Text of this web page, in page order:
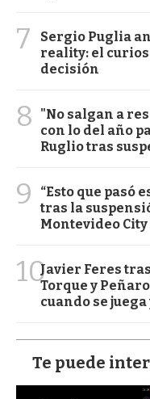
7
Sergio Puglia
reality: el
decisión
8
"No salgan a
con lo del año
Ruglio tras
9
“Esto que pasó
tras la
Montevideo
10Javier Feres
Torque y
cuando se juega
Te puede